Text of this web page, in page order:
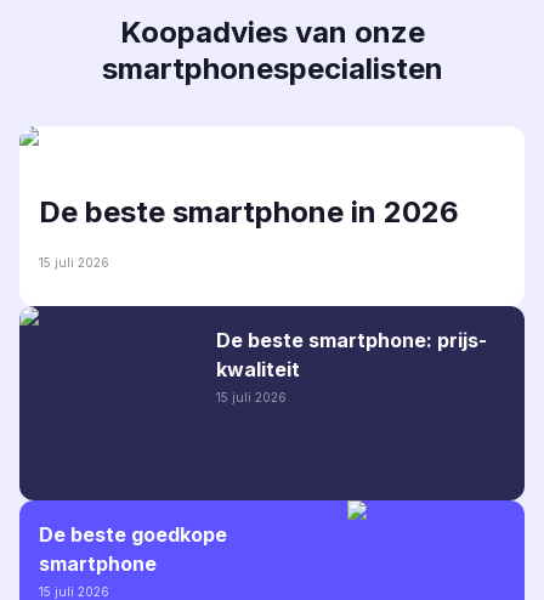
Koopadvies van onze
smartphonespecialisten
De beste smartphone in 2026
15 juli 2026
De beste smartphone: prijs-
kwaliteit
15 juli 2026
De beste goedkope
smartphone
15 juli 2026